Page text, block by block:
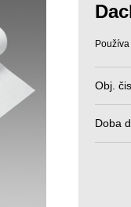
Obj.
Doba